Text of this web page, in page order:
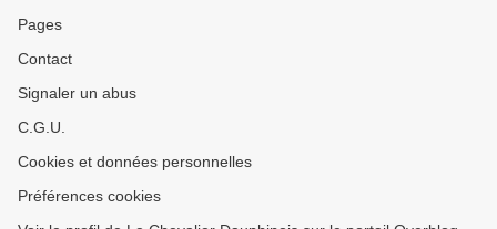
Pages
Contact
Signaler un abus
C.G.U.
Cookies et données personnelles
Préférences cookies